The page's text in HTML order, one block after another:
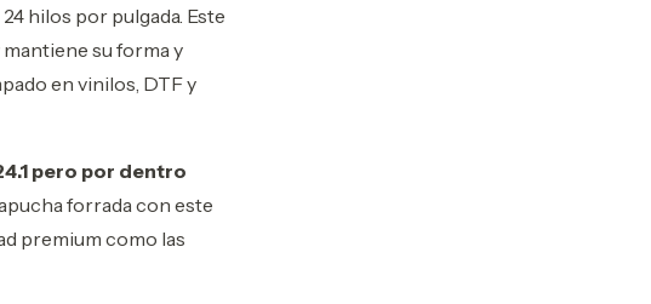
hilos por pulgada. Este
su forma y
en vinilos, DTF y
pero por dentro
forrada con este
premium como las